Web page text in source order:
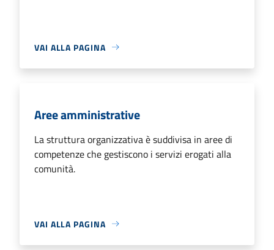
VAI ALLA PAGINA
Aree amministrative
La struttura organizzativa è suddivisa in aree di
competenze che gestiscono i servizi erogati alla
comunità.
VAI ALLA PAGINA